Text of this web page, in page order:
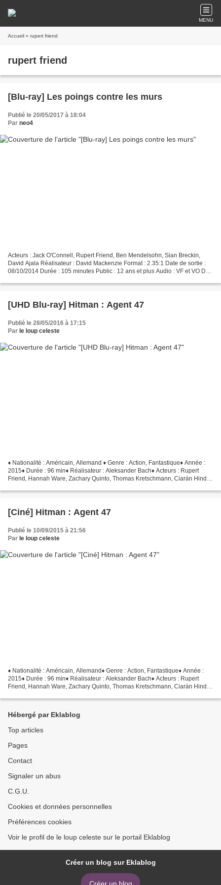
MENU
Accueil » rupert friend
rupert friend
[Blu-ray] Les poings contre les murs
Publié le 20/05/2017 à 18:04
Par neo4
Acteurs : Jack O'Connell, Rupert Friend, Ben Mendelsohn, Sian Breckin,
David Ajala Réalisateur : David Mackenzie Format : 2.35:1 Date de sortie :
08/10/2014 Durée : 105 minutes Public : 12 ans et plus Audio : VF et VO DTS
[UHD Blu-ray] Hitman : Agent 47
Publié le 28/05/2016 à 17:15
Par le loup celeste
♦ Nationalité : Américain, Allemand ♦ Genre : Action, Fantastique♦ Année :
2015♦ Durée : 96 min♦ Réalisateur : Aleksander Bach♦ Acteurs : Rupert
Friend, Hannah Ware, Zachary Quinto, Thomas Kretschmann, Ciarán Hinds
[Ciné] Hitman : Agent 47
Publié le 10/09/2015 à 21:56
Par le loup celeste
♦ Nationalité : Américain, Allemand♦ Genre : Action, Fantastique♦ Année :
2015♦ Durée : 96 min♦ Réalisateur : Aleksander Bach♦ Acteurs : Rupert
Friend, Hannah Ware, Zachary Quinto, Thomas Kretschmann, Ciarán Hinds
Hébergé par Eklablog
Top articles
Pages
Contact
Signaler un abus
C.G.U.
Cookies et données personnelles
Préférences cookies
Voir le profil de le loup celeste sur le portail Eklablog
Créer un blog sur Eklablog